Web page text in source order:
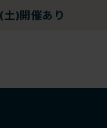
(土)開催あり